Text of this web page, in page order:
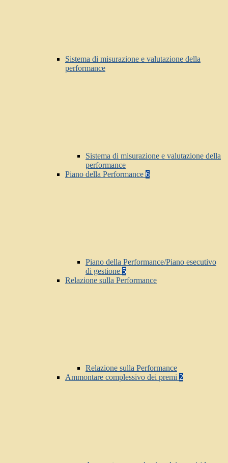
Sistema di misurazione e valutazione della
performance
Sistema di misurazione e valutazione della
performance
Piano della Performance 6
Piano della Performance/Piano esecutivo
di gestione 5
Relazione sulla Performance
Relazione sulla Performance
Ammontare complessivo dei premi 2